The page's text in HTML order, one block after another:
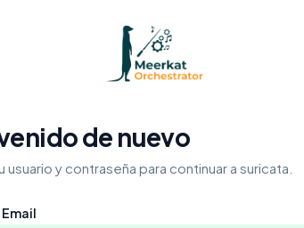
de nuevo
usuario y contraseña para continuar a suricata.